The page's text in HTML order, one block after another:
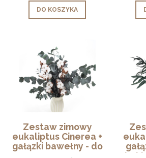
DO KOSZYKA
Zestaw zimowy
eukaliptus Cinerea +
gałązki bawełny - do